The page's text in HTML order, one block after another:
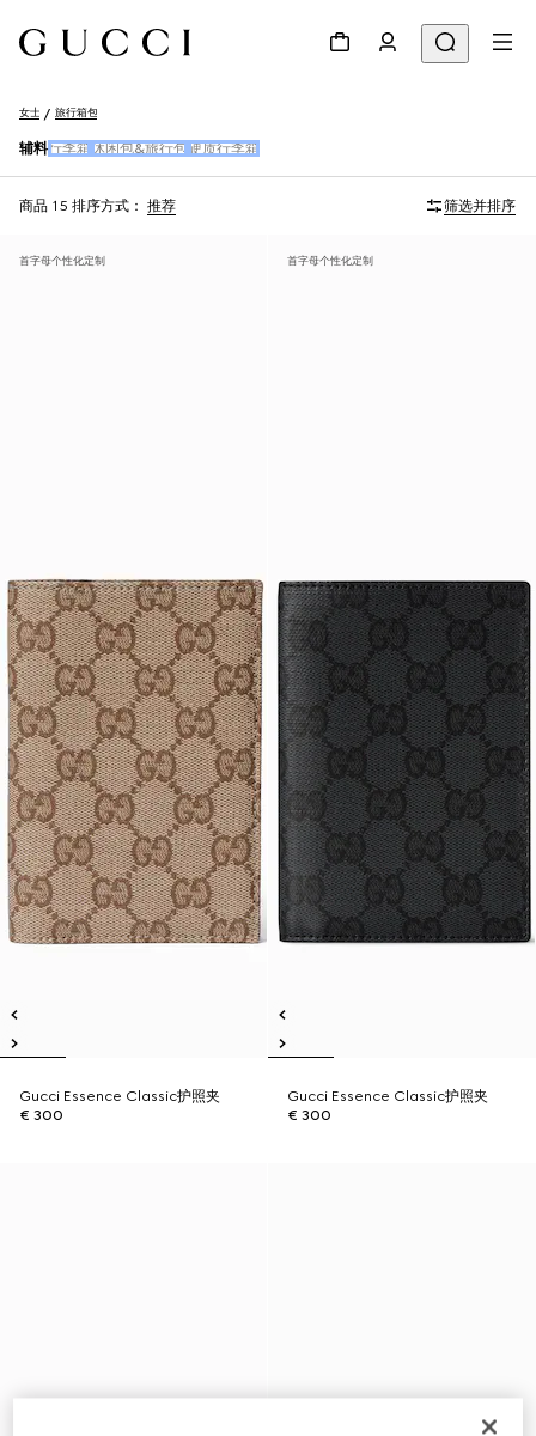
女士 旅行箱包
辅料 行李箱 休闲包&旅行包 硬质行李箱
商品 15 排序方式： 推荐 筛选并排序
首字母个性化定制
Gucci Essence Classic护照夹
€ 300
首字母个性化定制
Gucci Essence Classic护照夹
€ 300